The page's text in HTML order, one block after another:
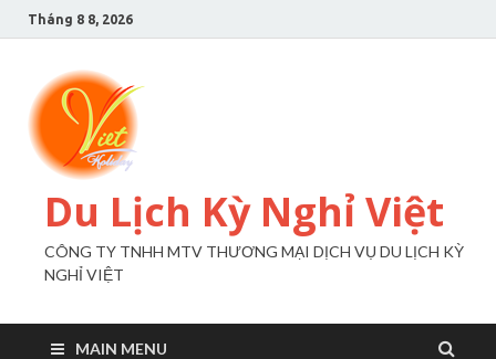
Tháng 8 8, 2026
Du Lịch Kỳ Nghỉ Việt
CÔNG TY TNHH MTV THƯƠNG MẠI DỊCH VỤ DU LỊCH KỲ
NGHỈ VIỆT
MAIN MENU